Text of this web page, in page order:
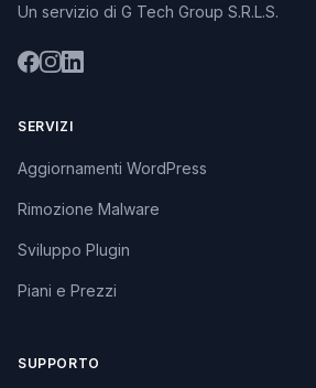
Un servizio di G Tech Group S.R.L.S.
SERVIZI
Aggiornamenti WordPress
Rimozione Malware
Sviluppo Plugin
Piani e Prezzi
SUPPORTO